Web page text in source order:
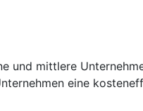
und mittlere
eine